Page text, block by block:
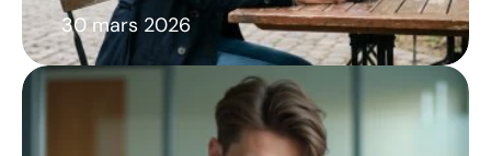
30 mars 2026